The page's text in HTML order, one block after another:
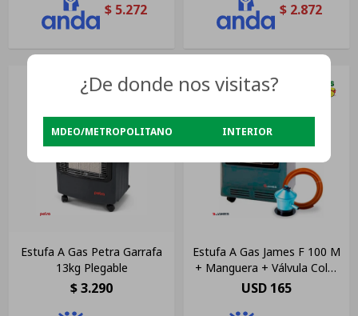
$ 5.272 $ 2.872
Estufa A Gas Petra Garrafa
13kg Plegable
$3.290
Estufa A Gas James F 100 M
+ Manguera + Válvula Color
Gris
USD 165
¿De donde nos visitas?
MDEO/METROPOLITANO INTERIOR